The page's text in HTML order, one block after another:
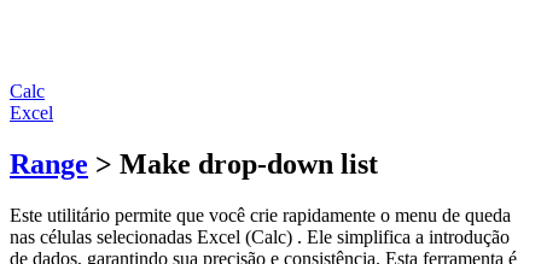
Calc
Excel
Range > Make drop-down list
Este utilitário permite que você crie rapidamente o menu de queda
nas células selecionadas Excel (Calc) . Ele simplifica a introdução
de dados, garantindo sua precisão e consistência. Esta ferramenta é